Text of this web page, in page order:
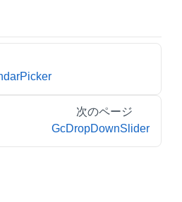
次のページ
GcDropDownSlider